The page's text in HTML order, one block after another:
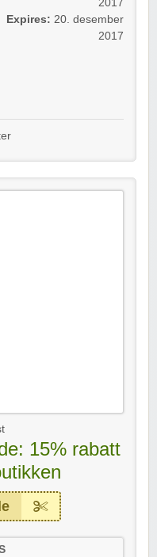
2017
Expires: 20. desember
2017
15% rabatt